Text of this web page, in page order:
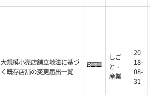
大規模小売店舗立地法に基づ
く既存店舗の変更届出一覧
しご
と・
産業
20
18-
08-
31